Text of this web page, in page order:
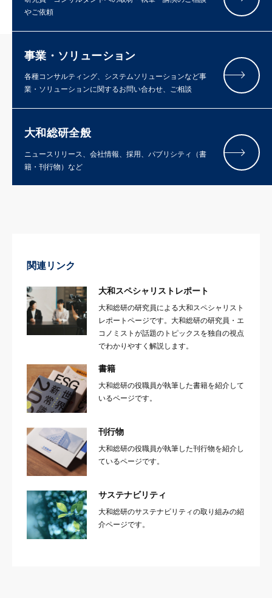
やご依頼
事業・ソリューション
各種コンサルティング、システムソリューションなど事
業・ソリューションに関するお問い合わせ、ご相談
大和総研全般
ニュースリリース、会社情報、採用、パブリシティ（書
籍・刊行物）など
関連リンク
大和スペシャリストレポート
大和総研の研究員による大和スペシャリスト
レポートページです。大和総研の研究員・エ
コノミストが話題のトピックスを独自の視点
でわかりやすく解説します。
書籍
大和総研の役職員が執筆した書籍を紹介して
いるページです。
刊行物
大和総研の役職員が執筆した刊行物を紹介し
ているページです。
サステナビリティ
大和総研のサステナビリティの取り組みの紹
介ページです。